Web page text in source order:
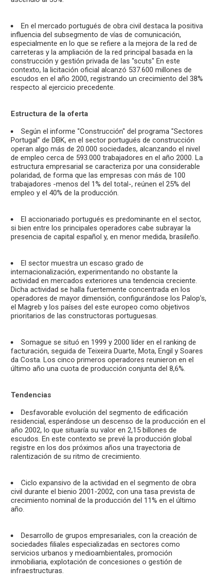
En el mercado portugués de obra civil destaca la positiva
influencia del subsegmento de vías de comunicación,
especialmente en lo que se refiere a la mejora de la red de
carreteras y la ampliación de la red principal basada en la
construcción y gestión privada de las "scuts" En este
contexto, la licitación oficial alcanzó 537.600 millones de
escudos en el año 2000, registrando un crecimiento del 38%
respecto al ejercicio precedente.
Estructura de la oferta
Según el informe "Construcción" del programa "Sectores
Portugal" de DBK, en el sector portugués de construcción
operan algo más de 20.000 sociedades, alcanzando el nivel
de empleo cerca de 593.000 trabajadores en el año 2000. La
estructura empresarial se caracteriza por una considerable
polaridad, de forma que las empresas con más de 100
trabajadores -menos del 1% del total-, reúnen el 25% del
empleo y el 40% de la producción.
El accionariado portugués es predominante en el sector,
si bien entre los principales operadores cabe subrayar la
presencia de capital español y, en menor medida, brasileño.
El sector muestra un escaso grado de
internacionalización, experimentando no obstante la
actividad en mercados exteriores una tendencia creciente.
Dicha actividad se halla fuertemente concentrada en los
operadores de mayor dimensión, configurándose los Palop's,
el Magreb y los países del este europeo como objetivos
prioritarios de las constructoras portuguesas.
Somague se situó en 1999 y 2000 líder en el ranking de
facturación, seguida de Teixeira Duarte, Mota, Engil y Soares
da Costa. Los cinco primeros operadores reunieron en el
último año una cuota de producción conjunta del 8,6%.
Tendencias
Desfavorable evolución del segmento de edificación
residencial, esperándose un descenso de la producción en el
año 2002, lo que situaría su valor en 2,15 billones de
escudos. En este contexto se prevé la producción global
registre en los dos próximos años una trayectoria de
ralentización de su ritmo de crecimiento.
Ciclo expansivo de la actividad en el segmento de obra
civil durante el bienio 2001-2002, con una tasa prevista de
crecimiento nominal de la producción del 11% en el último
año.
Desarrollo de grupos empresariales, con la creación de
sociedades filiales especializadas en sectores como
servicios urbanos y medioambientales, promoción
inmobiliaria, explotación de concesiones o gestión de
infraestructuras.